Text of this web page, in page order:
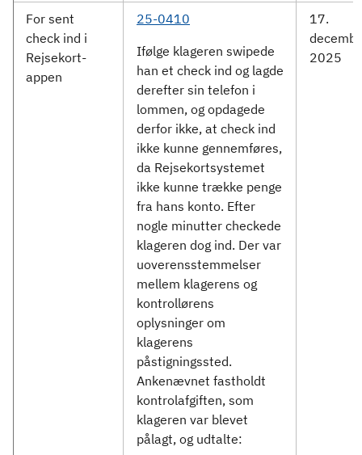
For sent
check ind i
Rejsekort-
appen
25-0410
Ifølge klageren swipede
han et check ind og lagde
derefter sin telefon i
lommen, og opdagede
derfor ikke, at check ind
ikke kunne gennemføres,
da Rejsekortsystemet
ikke kunne trække penge
fra hans konto. Efter
nogle minutter checkede
klageren dog ind. Der var
uoverensstemmelser
mellem klagerens og
kontrollørens
oplysninger om
klagerens
påstigningssted.
Ankenævnet fastholdt
kontrolafgiften, som
klageren var blevet
pålagt, og udtalte:
17.
2025